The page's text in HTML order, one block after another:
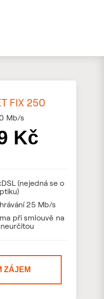
FIX 250
Mb/s
Kč
(nejedná se o
25 Mb/s
při smlouvě na
ZÁJEM